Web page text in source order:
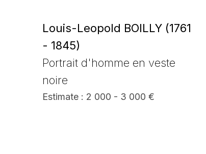
Louis-Leopold BOILLY (1761
- 1845)
Portrait d'homme en veste
noire
Estimate : 2 000 - 3 000 €